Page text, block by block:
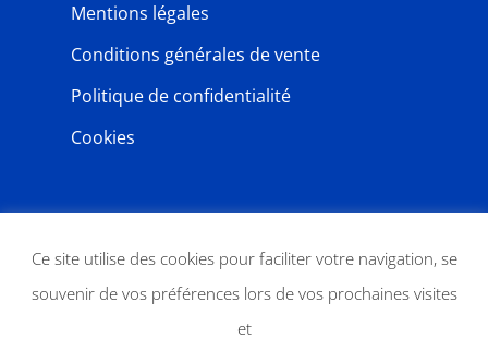
Mentions légales
Conditions générales de vente
Politique de confidentialité
Cookies
Ce site utilise des cookies pour faciliter votre navigation, se
souvenir de vos préférences lors de vos prochaines visites
et